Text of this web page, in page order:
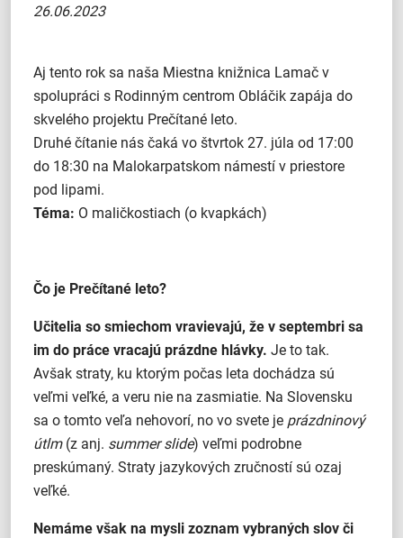
26.06.2023
Aj tento rok sa naša Miestna knižnica Lamač v
spolupráci s Rodinným centrom Obláčik zapája do
skvelého projektu Prečítané leto.
Druhé čítanie nás čaká vo štvrtok 27. júla od 17:00
do 18:30 na Malokarpatskom námestí v priestore
pod lipami.
Téma: O maličkostiach (o kvapkách)
Čo je Prečítané leto?
Učitelia so smiechom vravievajú, že v septembri sa
im do práce vracajú prázdne hlávky. Je to tak.
Avšak straty, ku ktorým počas leta dochádza sú
veľmi veľké, a veru nie na zasmiatie. Na Slovensku
sa o tomto veľa nehovorí, no vo svete je prázdninový
útlm(z anj. summer slide) veľmi podrobne
preskúmaný. Straty jazykových zručností sú ozaj
veľké.
Nemáme však na mysli zoznam vybraných slov či